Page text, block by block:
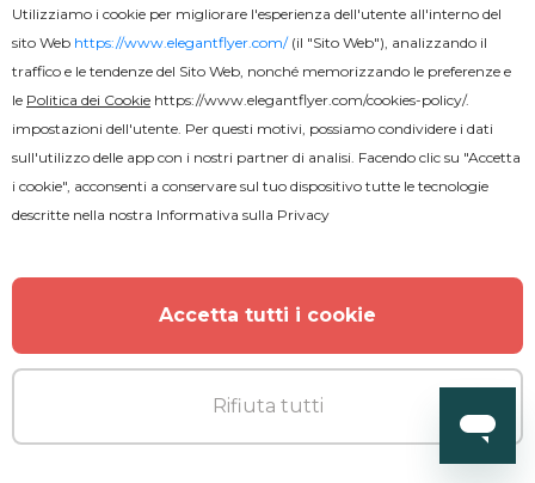
Utilizziamo i cookie per migliorare l'esperienza dell'utente all'interno del
sito Web https://www.elegantflyer.com/(il "Sito Web"), analizzando il
traffico e le tendenze del Sito Web, nonché memorizzando le preferenze e
le Politica dei Cookie https://www.elegantflyer.com/cookies-policy/.
impostazioni dell'utente. Per questi motivi, possiamo condividere i dati
sull'utilizzo delle app con i nostri partner di analisi. Facendo clic su "Accetta
i cookie", acconsenti a conservare sul tuo dispositivo tutte le tecnologie
descritte nella nostra Informativa sulla Privacy
Accetta tutti i cookie
Rifiuta tutti